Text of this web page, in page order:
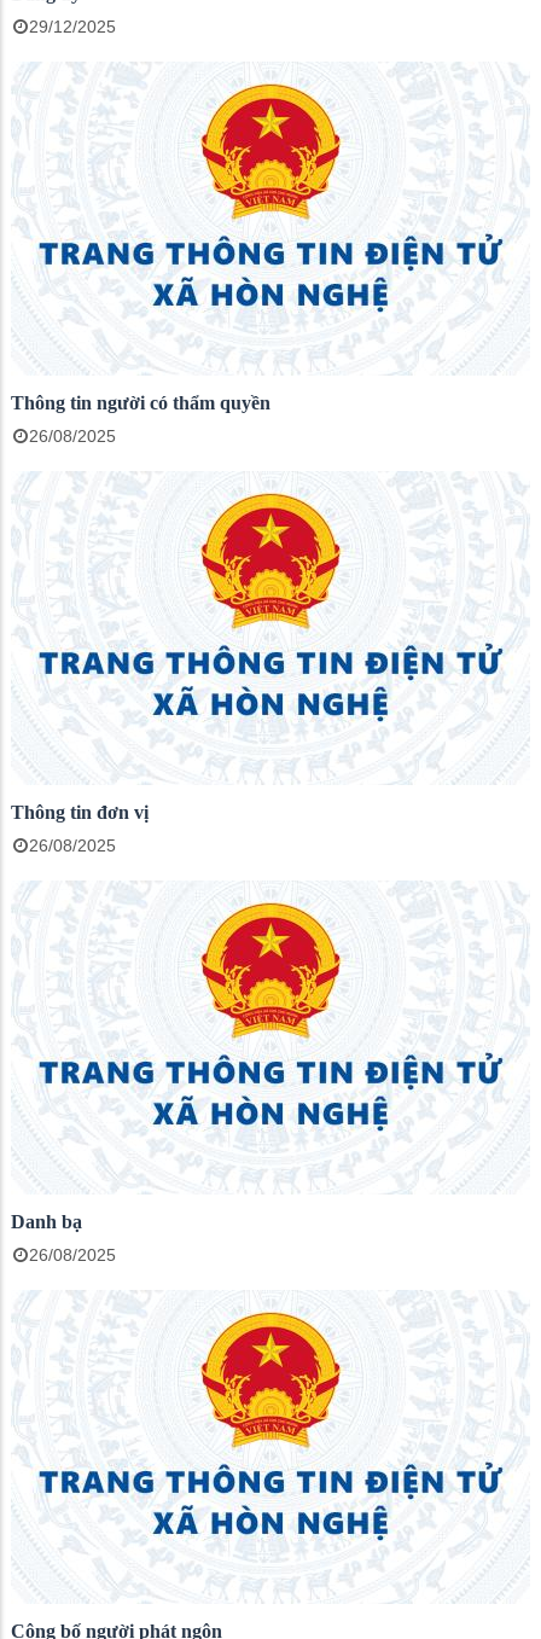
29/12/2025
Thông tin người có thẩm quyền
26/08/2025
Thông tin đơn vị
26/08/2025
Danh bạ
26/08/2025
Công bố người phát ngôn